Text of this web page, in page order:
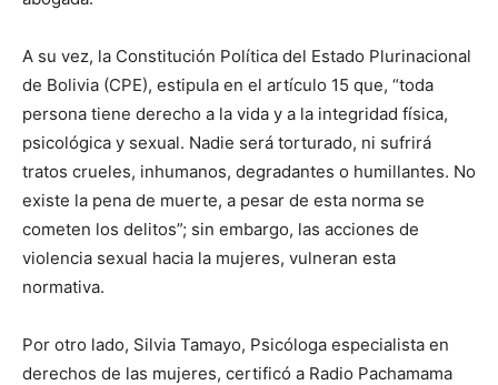
A su vez, la Constitución Política del Estado Plurinacional
de Bolivia (CPE), estipula en el artículo 15 que, “toda
persona tiene derecho a la vida y a la integridad física,
psicológica y sexual. Nadie será torturado, ni sufrirá
tratos crueles, inhumanos, degradantes o humillantes. No
existe la pena de muerte, a pesar de esta norma se
cometen los delitos”; sin embargo, las acciones de
violencia sexual hacia la mujeres, vulneran esta
normativa.
Por otro lado, Silvia Tamayo, Psicóloga especialista en
derechos de las mujeres, certificó a Radio Pachamama